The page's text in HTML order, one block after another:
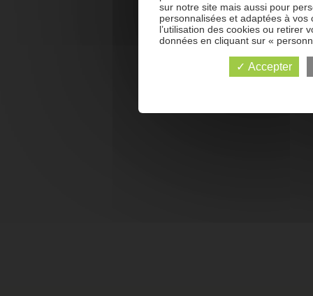
sur notre site mais aussi pour
personnalisées et adaptées à vos
l’utilisation des cookies ou retirer
données en cliquant sur «
✓ Accepter